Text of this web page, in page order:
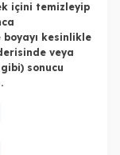
içini temizleyip
kesinlikle
veya
sonucu